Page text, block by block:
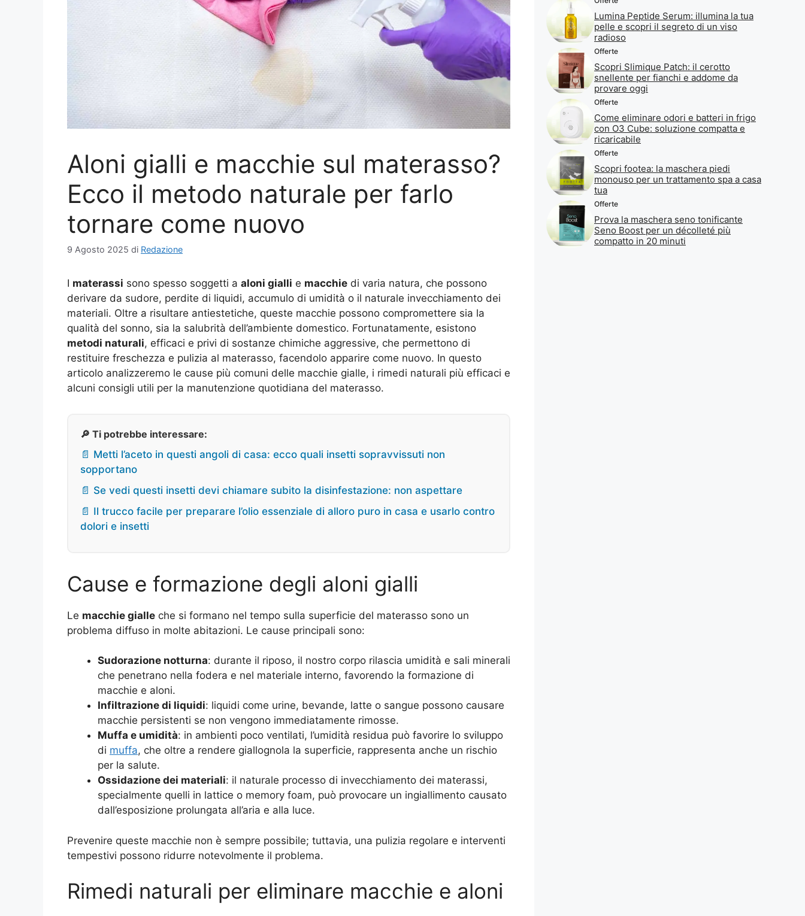
Aloni gialli e macchie sul materasso?
Ecco il metodo naturale per farlo
tornare come nuovo
9 Agosto 2025 di Redazione
I materassi sono spesso soggetti a aloni gialli e macchie di varia natura, che possono
derivare da sudore, perdite di liquidi, accumulo di umidità o il naturale invecchiamento dei
materiali. Oltre a risultare antiestetiche, queste macchie possono compromettere sia la
qualità del sonno, sia la salubrità dell’ambiente domestico. Fortunatamente, esistono
metodi naturali, efficaci e privi di sostanze chimiche aggressive, che permettono di
restituire freschezza e pulizia al materasso, facendolo apparire come nuovo. In questo
articolo analizzeremo le cause più comuni delle macchie gialle, i rimedi naturali più efficaci e
alcuni consigli utili per la manutenzione quotidiana del materasso.
🔎 Ti potrebbe interessare:
📄 Metti l’aceto in questi angoli di casa: ecco quali insetti sopravvissuti non
sopportano
📄 Se vedi questi insetti devi chiamare subito la disinfestazione: non aspettare
📄 Il trucco facile per preparare l’olio essenziale di alloro puro in casa e usarlo contro
dolori e insetti
Cause e formazione degli aloni gialli
Le macchie gialle che si formano nel tempo sulla superficie del materasso sono un
problema diffuso in molte abitazioni. Le cause principali sono:
Sudorazione notturna: durante il riposo, il nostro corpo rilascia umidità e sali minerali
che penetrano nella fodera e nel materiale interno, favorendo la formazione di
macchie e aloni.
Infiltrazione di liquidi: liquidi come urine, bevande, latte o sangue possono causare
macchie persistenti se non vengono immediatamente rimosse.
Muffa e umidità: in ambienti poco ventilati, l’umidità residua può favorire lo sviluppo
di muffa, che oltre a rendere giallognola la superficie, rappresenta anche un rischio
per la salute.
Ossidazione dei materiali: il naturale processo di invecchiamento dei materassi,
specialmente quelli in lattice o memory foam, può provocare un ingiallimento causato
dall’esposizione prolungata all’aria e alla luce.
Prevenire queste macchie non è sempre possibile; tuttavia, una pulizia regolare e interventi
tempestivi possono ridurre notevolmente il problema.
Rimedi naturali per eliminare macchie e aloni
Lumina Peptide Serum: illumina la tua
pelle e scopri il segreto di un viso
radioso
Offerte
Scopri Slimique Patch: il cerotto
snellente per fianchi e addome da
provare oggi
Offerte
Come eliminare odori e batteri in frigo
con O3 Cube: soluzione compatta e
ricaricabile
Offerte
Scopri footea: la maschera piedi
monouso per un trattamento spa a casa
tua
Offerte
Prova la maschera seno tonificante
Seno Boost per un décolleté più
compatto in 20 minuti